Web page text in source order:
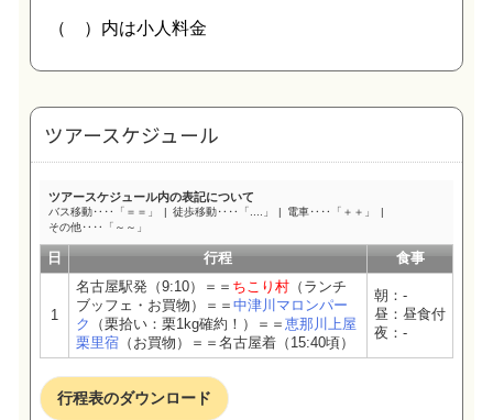
ツアースケジュール
ツアースケジュール内の表記について
バス移動‥‥「＝＝」 徒歩移動‥‥「....」
電車‥‥「＋＋」
その他‥‥「～～」
日 行程 食事
1
名古屋駅発（9:10）＝＝ ちこり村 （ランチ
ブッフェ・お買物）＝＝ 中津川マロンパー
ク
（栗拾い：栗1kg確約！）＝＝ 恵那川上屋
栗里宿 （お買物）＝＝名古屋着（15:40頃）
朝：-
昼：昼食付
夜：-
行程表のダウンロード